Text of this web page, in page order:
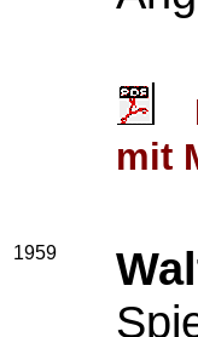
mit
1959